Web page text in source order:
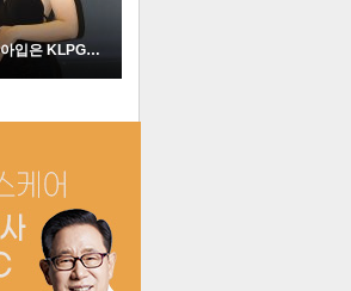
더보기
드레스로 갈아입은 KLPGA …